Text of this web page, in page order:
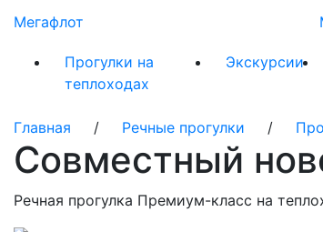
Мегафлот
Прогулки на
теплоходах
Экскурсии
Главная / Речные прогулки /
Совместный
Речная прогулка Премиум-класс на